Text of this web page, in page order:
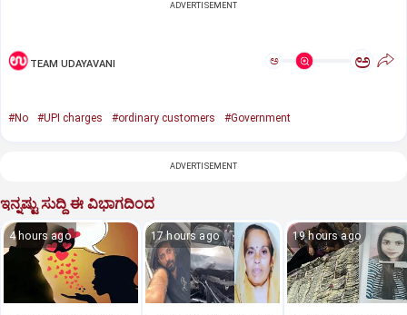
ADVERTISEMENT
TEAM UDAYAVANI ಅ ಅ
#No #UPI charges #ordinary customers #Government
ADVERTISEMENT
ಇನ್ನಷ್ಟು ಸುದ್ದಿ ಈ ವಿಭಾಗದಿಂದ
4 hours ago 17 hours ago 19 hours ago